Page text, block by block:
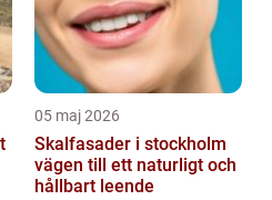
05 maj 2026
Skalfasader i stockholm
vägen till ett naturligt och
hållbart leende